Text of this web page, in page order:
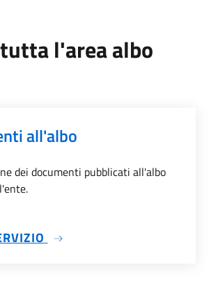
l'area albo
all'albo
dei documenti pubblicati all'albo
SU DOCUMENTI ALL'ALBO